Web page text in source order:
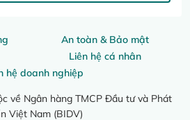
An toàn & Bảo mật
Liên hệ cá nhân
hệ doanh nghiệp
về Ngân hàng TMCP Đầu tư và Phát
Việt Nam (BIDV)